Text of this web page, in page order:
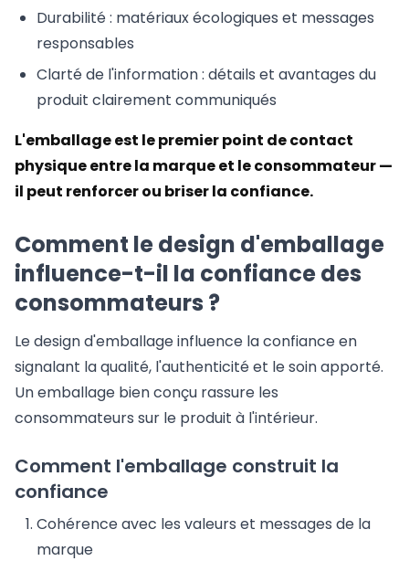
Durabilité : matériaux écologiques et messages
responsables
Clarté de l'information : détails et avantages du
produit clairement communiqués
L'emballage est le premier point de contact
physique entre la marque et le consommateur —
il peut renforcer ou briser la confiance.
Comment le design d'emballage
influence-t-il la confiance des
consommateurs ?
Le design d'emballage influence la confiance en
signalant la qualité, l'authenticité et le soin apporté.
Un emballage bien conçu rassure les
consommateurs sur le produit à l'intérieur.
Comment l'emballage construit la
confiance
Cohérence avec les valeurs et messages de la
marque